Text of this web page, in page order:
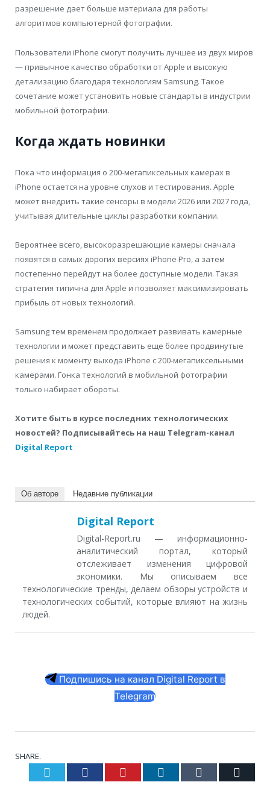
разрешение дает больше материала для работы
алгоритмов компьютерной фотографии.
Пользователи iPhone смогут получить лучшее из двух миров
— привычное качество обработки от Apple и высокую
детализацию благодаря технологиям Samsung. Такое
сочетание может установить новые стандарты в индустрии
мобильной фотографии.
Когда ждать новинки
Пока что информация о 200-мегапиксельных камерах в
iPhone остается на уровне слухов и тестирования. Apple
может внедрить такие сенсоры в модели 2026 или 2027 года,
учитывая длительные циклы разработки компании.
Вероятнее всего, высокоразрешающие камеры сначала
появятся в самых дорогих версиях iPhone Pro, а затем
постепенно перейдут на более доступные модели. Такая
стратегия типична для Apple и позволяет максимизировать
прибыль от новых технологий.
Samsung тем временем продолжает развивать камерные
технологии и может представить еще более продвинутые
решения к моменту выхода iPhone с 200-мегапиксельными
камерами. Гонка технологий в мобильной фотографии
только набирает обороты.
Хотите быть в курсе последних технологических
новостей? Подписывайтесь на наш Telegram-канал
Digital Report
Об авторе Недавние публикации
Digital Report
Digital-Report.ru — информационно-
аналитический портал, который
отслеживает изменения цифровой
экономики. Мы описываем все
технологические тренды, делаем обзоры устройств и
технологических событий, которые влияют на жизнь
людей.
Подпишись на канал Digital Report в
Telegram
SHARE.
Twitter Facebook Pinterest LinkedIn Tumblr